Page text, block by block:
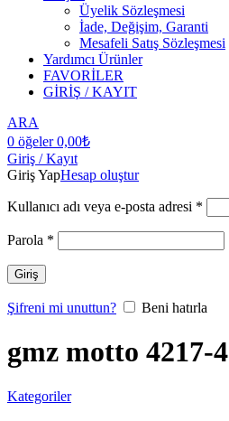
Üyelik Sözleşmesi
İade, Değişim, Garanti
Mesafeli Satış Sözleşmesi
Yardımcı Ürünler
FAVORİLER
GİRİŞ / KAYIT
ARA
0 öğeler 0,00₺
Giriş / Kayıt
Giriş YapHesap oluştur
Kullanıcı adı veya e-posta adresi *
Parola *
Giriş
Şifreni mi unuttun? Beni hatırla
gmz motto 4217-4
Kategoriler